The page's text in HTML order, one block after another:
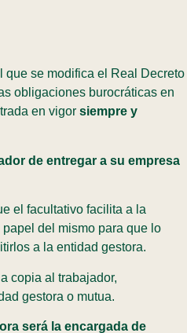
que se modifica el Real Decreto
obligaciones burocráticas en
en vigor siempre y
de entregar a su empresa
el facultativo facilita a la
del mismo para que lo
a la entidad gestora.
copia al trabajador,
gestora o mutua.
será la encargada de